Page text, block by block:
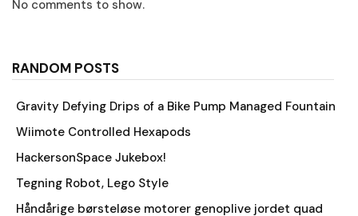
No comments to show.
RANDOM POSTS
Gravity Defying Drips of a Bike Pump Managed Fountain
Wiimote Controlled Hexapods
HackersonSpace Jukebox!
Tegning Robot, Lego Style
Håndårige børsteløse motorer genoplive jordet quad